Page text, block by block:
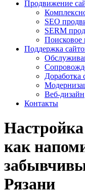
Продвижение
SEO
SERM
Поисковое
Поддержка
Доработка
Веб-дизайн
Контакты
как
Рязани